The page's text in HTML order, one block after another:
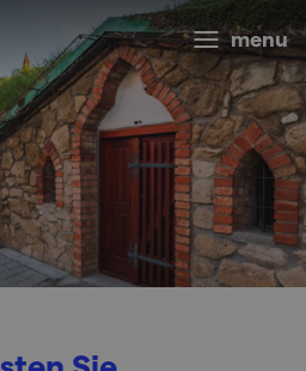
menu